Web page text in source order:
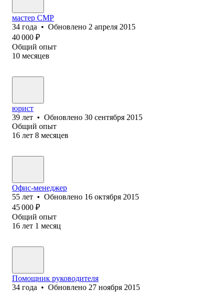
мастер СМР
34 года • Обновлено 2 апреля 2015
40 000 ₽
Общий опыт
10 месяцев
юрист
39 лет • Обновлено 30 сентября 2015
Общий опыт
16 лет 8 месяцев
Офис-менеджер
55 лет • Обновлено 16 октября 2015
45 000 ₽
Общий опыт
16 лет 1 месяц
Помощник руководителя
34 года • Обновлено 27 ноября 2015